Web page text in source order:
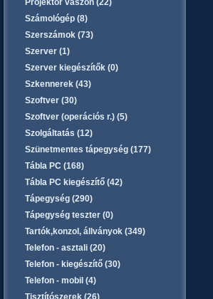
Projektor vászon (22)
Számológép (8)
Szerszámok (73)
Szerver (1)
Szerver kiegészítők (0)
Szkennerek (43)
Szoftver (30)
Szoftver (operációs r.) (5)
Szolgáltatás (12)
Szünetmentes tápegység (177)
Tábla PC (168)
Tábla PC kiegészítő (42)
Tápegység (290)
Tápegység teszter (0)
Tartók,konzol, állványok (349)
Telefon - asztali (20)
Telefon - kiegészítő (30)
Telefon - mobil (4)
Tisztítószerek (26)